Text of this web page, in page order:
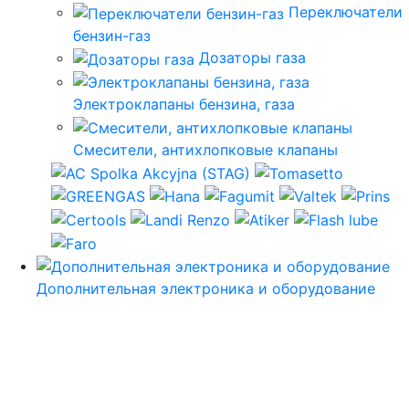
Переключатели
бензин-газ
Дозаторы газа
Электроклапаны бензина, газа
Смесители, антихлопковые клапаны
Дополнительная электроника и оборудование